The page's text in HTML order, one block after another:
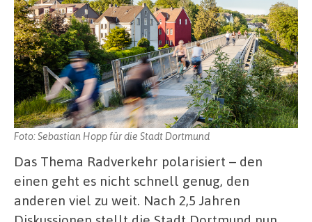
Foto: Sebastian Hopp für die Stadt Dortmund
Das Thema Radverkehr polarisiert – den
einen geht es nicht schnell genug, den
anderen viel zu weit. Nach 2,5 Jahren